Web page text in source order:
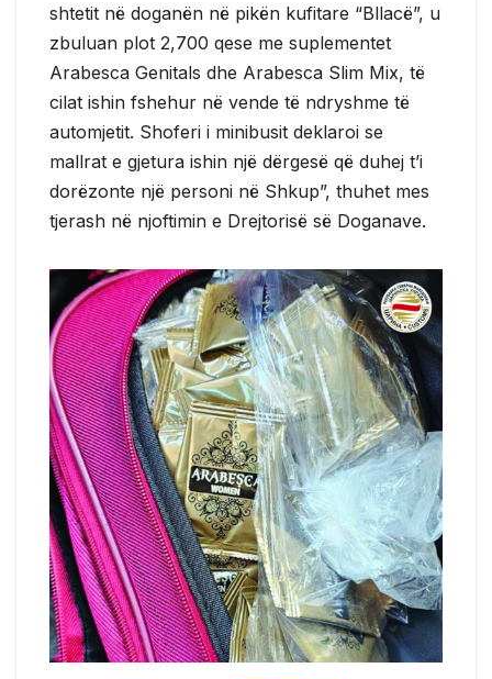
shtetit në doganën në pikën kufitare “Bllacë”, u
zbuluan plot 2,700 qese me suplementet
Arabesca Genitals dhe Arabesca Slim Mix, të
cilat ishin fshehur në vende të ndryshme të
automjetit. Shoferi i minibusit deklaroi se
mallrat e gjetura ishin një dërgesë që duhej t’i
dorëzonte një personi në Shkup”, thuhet mes
tjerash në njoftimin e Drejtorisë së Doganave.